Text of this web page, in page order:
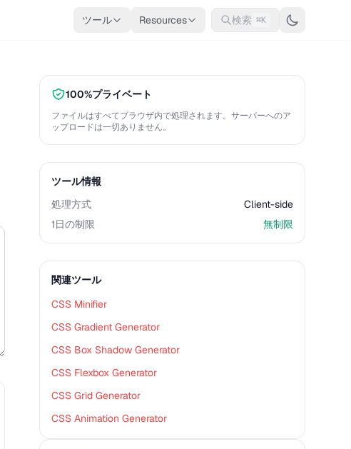
ツール Resources 検索 ⌘K
100%プライベート
ファイルはすべてブラウザ内で処理されます。サーバーへのア
ップロードは一切ありません。
ツール情報
処理方式
Client-side
1日の制限
無制限
関連ツール
CSS Minifier
CSS Gradient Generator
CSS Box Shadow Generator
CSS Flexbox Generator
CSS Grid Generator
CSS Animation Generator